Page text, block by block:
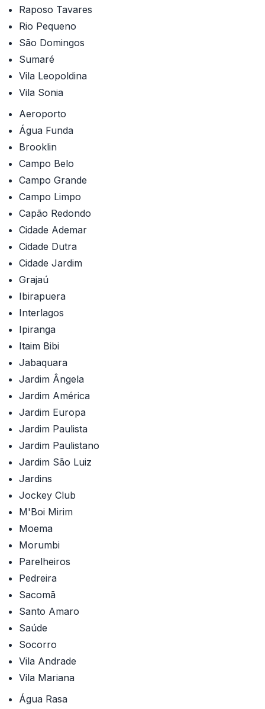
Raposo Tavares
Rio Pequeno
São Domingos
Sumaré
Vila Leopoldina
Vila Sonia
Aeroporto
Água Funda
Brooklin
Campo Belo
Campo Grande
Campo Limpo
Capão Redondo
Cidade Ademar
Cidade Dutra
Cidade Jardim
Grajaú
Ibirapuera
Interlagos
Ipiranga
Itaim Bibi
Jabaquara
Jardim Ângela
Jardim América
Jardim Europa
Jardim Paulista
Jardim Paulistano
Jardim São Luiz
Jardins
Jockey Club
M'Boi Mirim
Moema
Morumbi
Parelheiros
Pedreira
Sacomã
Santo Amaro
Saúde
Socorro
Vila Andrade
Vila Mariana
Água Rasa